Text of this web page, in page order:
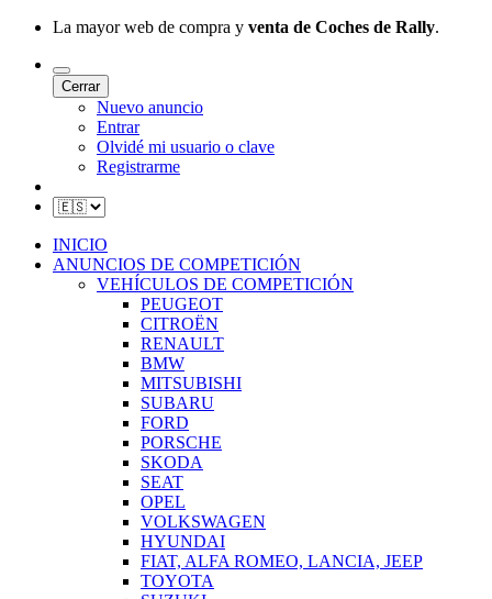
La mayor web de compra y venta de Coches de Rally.
Cerrar
Nuevo anuncio
Entrar
Olvidé mi usuario o clave
Registrarme
INICIO
ANUNCIOS DE COMPETICIÓN
VEHÍCULOS DE COMPETICIÓN
PEUGEOT
CITROËN
RENAULT
BMW
MITSUBISHI
SUBARU
FORD
PORSCHE
SKODA
SEAT
OPEL
VOLKSWAGEN
HYUNDAI
FIAT, ALFA ROMEO, LANCIA, JEEP
TOYOTA